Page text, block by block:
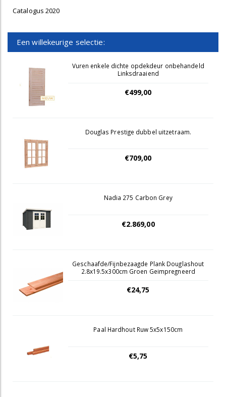
Catalogus 2020
Een willekeurige selectie:
Vuren enkele dichte opdekdeur onbehandeld
Linksdraaiend
€499,00
Douglas Prestige dubbel uitzetraam.
€709,00
Nadia 275 Carbon Grey
€2.869,00
Geschaafde/Fijnbezaagde Plank Douglashout
2.8x19.5x300cm Groen Geimpregneerd
€24,75
Paal Hardhout Ruw 5x5x150cm
€5,75